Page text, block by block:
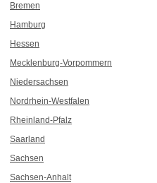
Bremen
Hamburg
Hessen
Mecklenburg-Vorpommern
Niedersachsen
Nordrhein-Westfalen
Rheinland-Pfalz
Saarland
Sachsen
Sachsen-Anhalt